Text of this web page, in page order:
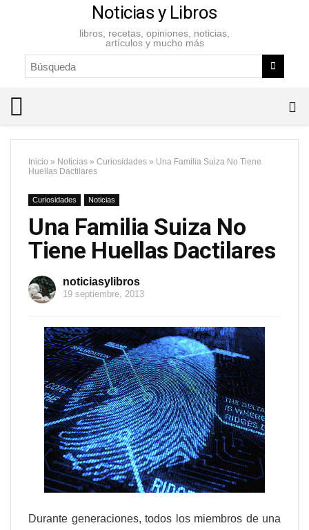
Noticias y Libros
libros, recetas, opiniones, noticias,
artículos y mucho más
Inicio » Noticias » Curiosidades » Una Familia Suiza No Tiene
Huellas Dactilares
Curiosidades Noticias
Una Familia Suiza No
Tiene Huellas Dactilares
noticiasylibros
19 septiembre, 2013
Durante generaciones, todos los miembros de una